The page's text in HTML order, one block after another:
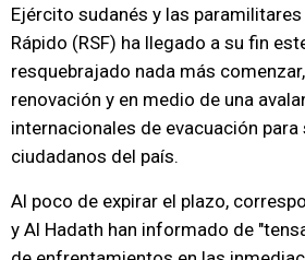
Ejército sudanés y las
Rápido (RSF) ha llegado a su fin
resquebrajado nada más
renovación y en medio de una
internacionales de evacuación para
ciudadanos del país.
Al poco de expirar el plazo,
y Al Hadath han informado de